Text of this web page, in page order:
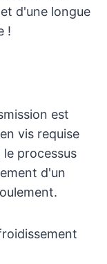
d'une longue
!
est
vis requise
processus
d'un